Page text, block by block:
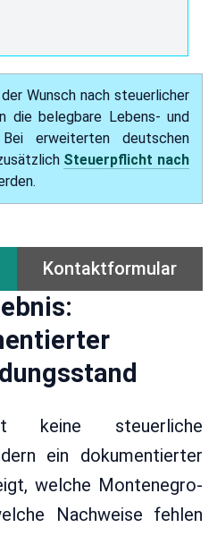
Wunsch nach steuerlicher
die belegbare Lebens- und
erweiterten deutschen
Steuerpflicht nach
Kontaktformular
keine steuerliche
ein dokumentierter
welche Montenegro-
Nachweise fehlen